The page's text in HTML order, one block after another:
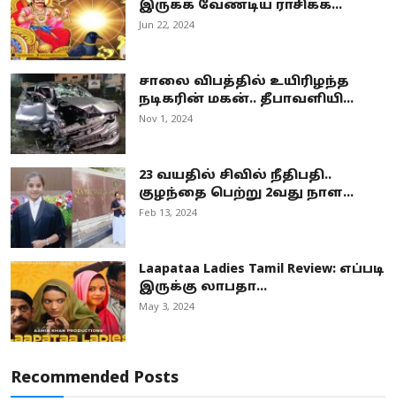
இருக்க வேண்டிய ராசிக்க...
Jun 22, 2024
சாலை விபத்தில் உயிரிழந்த
நடிகரின் மகன்.. தீபாவளியி...
Nov 1, 2024
23 வயதில் சிவில் நீதிபதி..
குழந்தை பெற்று 2வது நாள...
Feb 13, 2024
Laapataa Ladies Tamil Review: எப்படி
இருக்கு லாபதா...
May 3, 2024
Recommended Posts